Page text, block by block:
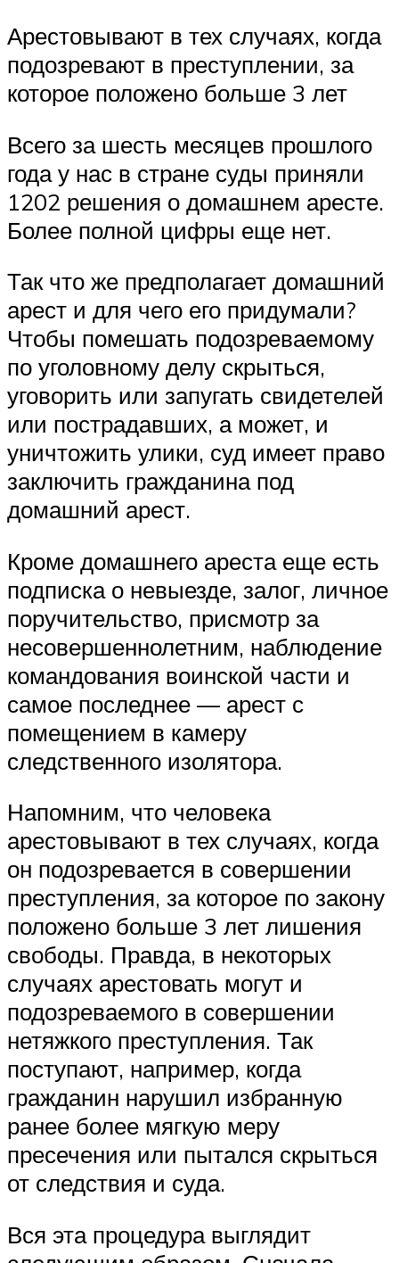
Арестовывают в тех случаях, когда
подозревают в преступлении, за
которое положено больше 3 лет
Всего за шесть месяцев прошлого
года у нас в стране суды приняли
1202 решения о домашнем аресте.
Более полной цифры еще нет.
Так что же предполагает домашний
арест и для чего его придумали?
Чтобы помешать подозреваемому
по уголовному делу скрыться,
уговорить или запугать свидетелей
или пострадавших, а может, и
уничтожить улики, суд имеет право
заключить гражданина под
домашний арест.
Кроме домашнего ареста еще есть
подписка о невыезде, залог, личное
поручительство, присмотр за
несовершеннолетним, наблюдение
командования воинской части и
самое последнее — арест с
помещением в камеру
следственного изолятора.
Напомним, что человека
арестовывают в тех случаях, когда
он подозревается в совершении
преступления, за которое по закону
положено больше 3 лет лишения
свободы. Правда, в некоторых
случаях арестовать могут и
подозреваемого в совершении
нетяжкого преступления. Так
поступают, например, когда
гражданин нарушил избранную
ранее более мягкую меру
пресечения или пытался скрыться
от следствия и суда.
Вся эта процедура выглядит